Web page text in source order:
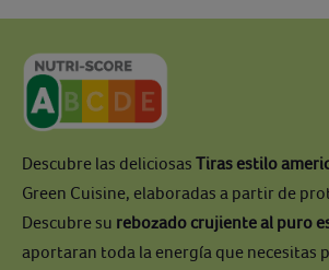
Descubre las deliciosas Tiras estilo
Green Cuisine, elaboradas a partir de
Descubre su rebozado crujiente al puro
aportaran toda la energía que necesitas